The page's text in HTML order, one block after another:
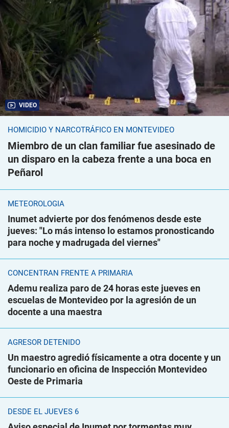
VIDEO
HOMICIDIO Y NARCOTRÁFICO EN MONTEVIDEO
Miembro de un clan familiar fue asesinado de
un disparo en la cabeza frente a una boca en
Peñarol
METEOROLOGÍA
Inumet advierte por dos fenómenos desde este
jueves: "Lo más intenso lo estamos pronosticando
para noche y madrugada del viernes"
CONCENTRAN FRENTE A PRIMARIA
Ademu realiza paro de 24 horas este jueves en
escuelas de Montevideo por la agresión de un
docente a una maestra
AGRESOR DETENIDO
Un maestro agredió físicamente a otra docente y un
funcionario en oficina de Inspección Montevideo
Oeste de Primaria
DESDE EL JUEVES 6